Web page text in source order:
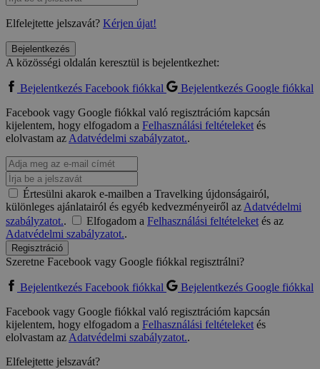
Elfelejtette jelszavát? Kérjen újat!
Bejelentkezés
A közösségi oldalán keresztül is bejelentkezhet:
Bejelentkezés Facebook fiókkal
Bejelentkezés Google fiókkal
Facebook vagy Google fiókkal való regisztrációm kapcsán
kijelentem, hogy elfogadom a Felhasználási feltételeketés
elolvastam azAdatvédelmi szabályzatot..
Értesülni akarok e-mailben a Travelking újdonságairól,
különleges ajánlatairól és egyéb kedvezményeiről azAdatvédelmi
szabályzatot.. Elfogadom a Felhasználási feltételeketés az
Adatvédelmi szabályzatot..
Regisztráció
Szeretne Facebook vagy Google fiókkal regisztrálni?
Bejelentkezés Facebook fiókkal
Bejelentkezés Google fiókkal
Facebook vagy Google fiókkal való regisztrációm kapcsán
kijelentem, hogy elfogadom a Felhasználási feltételeketés
elolvastam azAdatvédelmi szabályzatot..
Elfelejtette jelszavát?